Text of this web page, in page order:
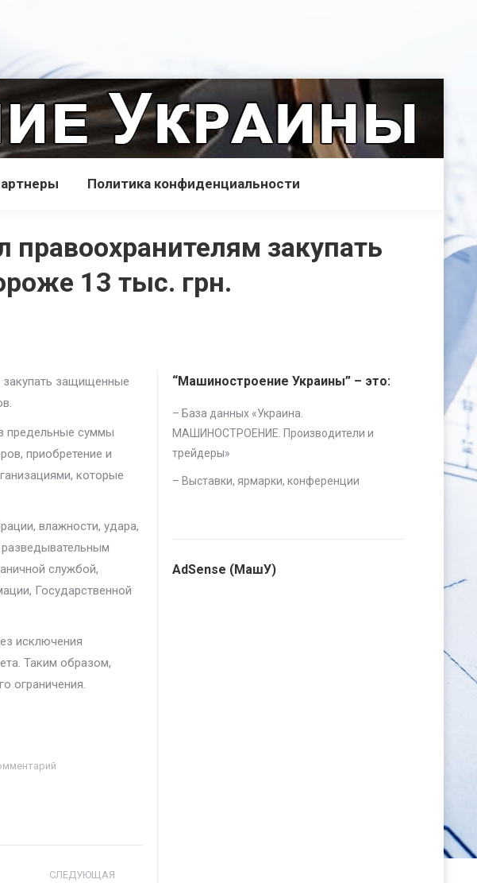
Политика конфиденциальности
закупать
13 тыс. грн.
закупать защищенные
предельные суммы
приобретение и
которые
влажности, удара,
службой,
Государственной
исключения
Таким образом,
ограничения.
СЛЕДУЮЩАЯ
“Машиностроение Украины” – это:
– База данных «Украина.
МАШИНОСТРОЕНИЕ. Производители и
трейдеры»
– Выставки, ярмарки, конференции
AdSense (МашУ)